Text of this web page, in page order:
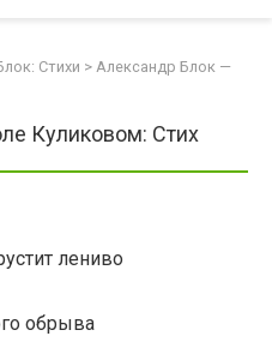
Стихи > Александр Блок —
Куликовом: Стих
лениво
обрыва